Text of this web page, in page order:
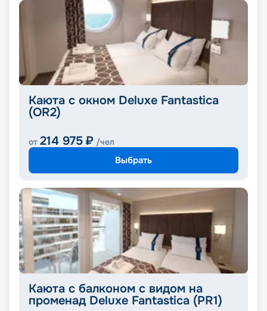
Каюта с окном Deluxe Fantastica
(OR2)
от 214 975 ₽ /чел
Выбрать
Каюта с балконом с видом на
променад Deluxe Fantastica (PR1)